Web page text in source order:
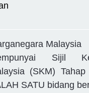
Malaysia
Sijil
(SKM)
SATU bidang